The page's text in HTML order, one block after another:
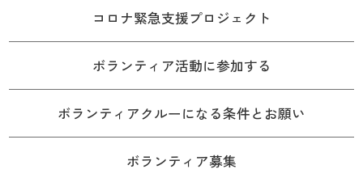
コロナ緊急支援プロジェクト
ボランティア活動に参加する
ボランティアクルーになる条件とお願い
ボランティア募集